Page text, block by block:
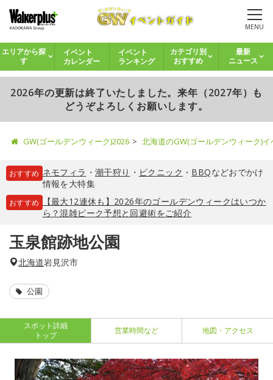
MENU
エリアから探
す
イベント
カレンダー
イベント
ランキング
カテゴリ別
おすすめ
最新
ニュース
2026年の更新は終了いたしました。来年（2027年）も
どうぞよろしくお願いします。
GW(ゴールデンウィーク)2026 北海道のGW(ゴールデンウィーク)
おすすめ ネモフィラ ・ 潮干狩り ・ ピクニック ・ BBQなどおでかけ
情報を大特集
おすすめ
【最大12連休も】2026年のゴールデンウィークはいつか
ら？混雑ピーク予想と回避術をご紹介
玉泉館跡地公園
北海道岩見沢市
公園
スポット詳細
トップ
営業時間など 地図・アクセス